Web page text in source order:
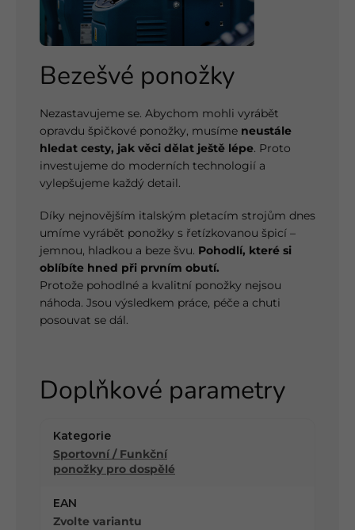
Bezešvé ponožky
Nezastavujeme se. Abychom mohli vyrábět
opravdu špičkové ponožky, musíme neustále
hledat cesty, jak věci dělat ještě lépe. Proto
investujeme do moderních technologií a
vylepšujeme každý detail.
Díky nejnovějším italským pletacím strojům dnes
umíme vyrábět ponožky s řetízkovanou špicí –
jemnou, hladkou a beze švu. Pohodlí, které si
oblíbíte hned při prvním obutí.
Protože pohodlné a kvalitní ponožky nejsou
náhoda. Jsou výsledkem práce, péče a chuti
posouvat se dál.
Doplňkové parametry
Kategorie
Sportovní / Funkční
ponožky pro dospělé
EAN
Zvolte variantu